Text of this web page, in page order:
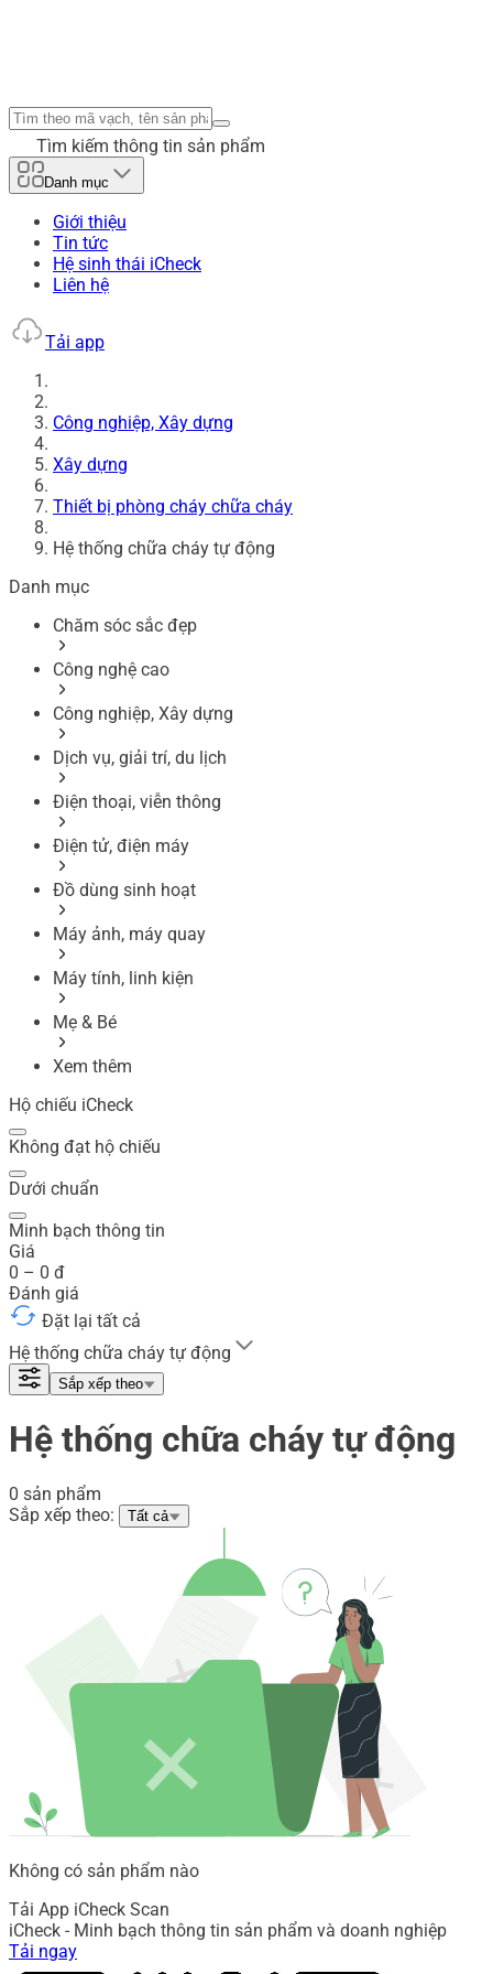
Tìm kiếm thông tin sản phẩm
Danh mục
Giới thiệu
Tin tức
Hệ sinh thái iCheck
Liên hệ
Tải app
Công nghiệp, Xây dựng
Xây dựng
Thiết bị phòng cháy chữa cháy
Hệ thống chữa cháy tự động
Danh mục
Chăm sóc sắc đẹp
Công nghệ cao
Công nghiệp, Xây dựng
Dịch vụ, giải trí, du lịch
Điện thoại, viễn thông
Điện tử, điện máy
Đồ dùng sinh hoạt
Máy ảnh, máy quay
Máy tính, linh kiện
Mẹ & Bé
Xem thêm
Hộ chiếu iCheck
Không đạt hộ chiếu
Dưới chuẩn
Minh bạch thông tin
Giá
0 – 0 đ
Đánh giá
Đặt lại tất cả
Hệ thống chữa cháy tự động
Sắp xếp theo
Hệ thống chữa cháy tự động
0 sản phẩm
Sắp xếp theo:
Tất cả
Không có sản phẩm nào
Tải App iCheck Scan
iCheck - Minh bạch thông tin sản phẩm và doanh nghiệp
Tải ngay